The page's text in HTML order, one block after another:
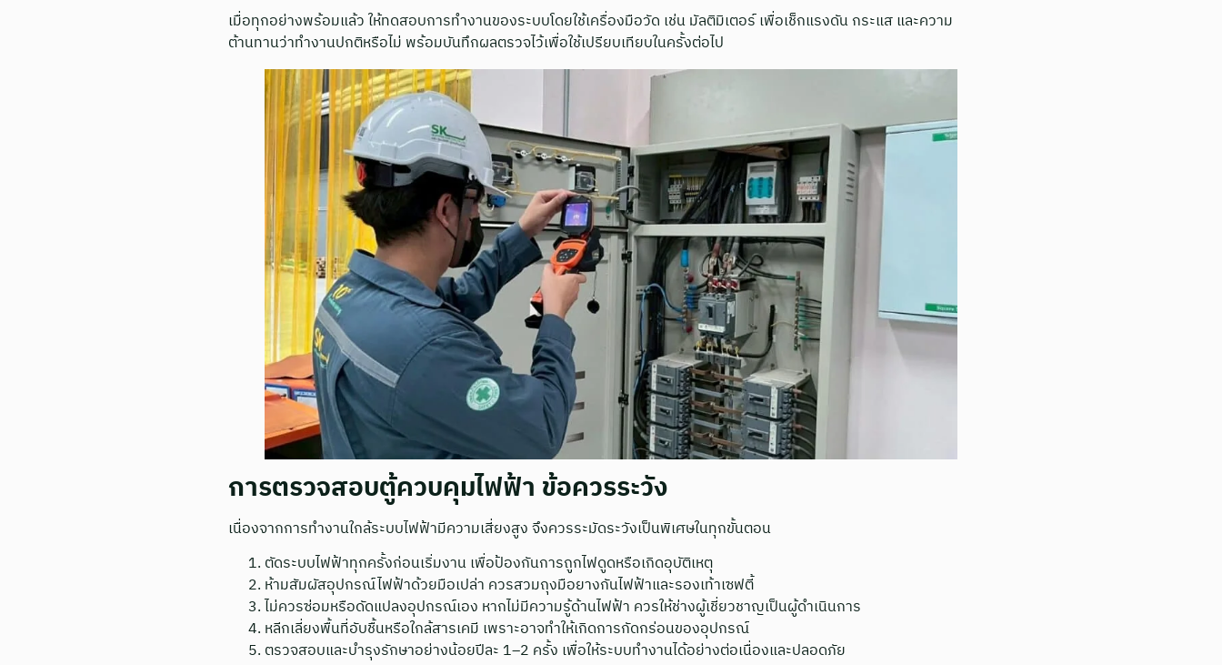
เมื่อทุกอย่างพร้อมแล้ว ให้ทดสอบการทำงานของระบบโดยใช้เครื่องมือวัด เช่น มัลติมิเตอร์ เพื่อเช็กแรงดัน กระแส และความ
ต้านทานว่าทำงานปกติหรือไม่ พร้อมบันทึกผลตรวจไว้เพื่อใช้เปรียบเทียบในครั้งต่อไป
การตรวจสอบตู้ควบคุมไฟฟ้า ข้อควรระวัง
เนื่องจากการทำงานใกล้ระบบไฟฟ้ามีความเสี่ยงสูง จึงควรระมัดระวังเป็นพิเศษในทุกขั้นตอน
ตัดระบบไฟฟ้าทุกครั้งก่อนเริ่มงาน เพื่อป้องกันการถูกไฟดูดหรือเกิดอุบัติเหตุ
ห้ามสัมผัสอุปกรณ์ไฟฟ้าด้วยมือเปล่า ควรสวมถุงมือยางกันไฟฟ้าและรองเท้าเซฟตี้
ไม่ควรซ่อมหรือดัดแปลงอุปกรณ์เอง หากไม่มีความรู้ด้านไฟฟ้า ควรให้ช่างผู้เชี่ยวชาญเป็นผู้ดำเนินการ
หลีกเลี่ยงพื้นที่อับชื้นหรือใกล้สารเคมี เพราะอาจทำให้เกิดการกัดกร่อนของอุปกรณ์
ตรวจสอบและบำรุงรักษาอย่างน้อยปีละ 1–2 ครั้ง เพื่อให้ระบบทำงานได้อย่างต่อเนื่องและปลอดภัย